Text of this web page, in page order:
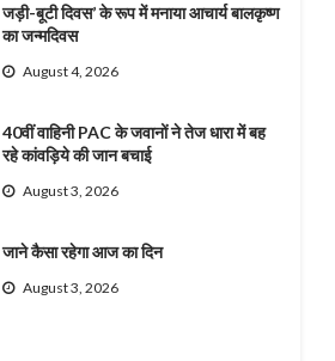
जड़ी-बूटी दिवस’ के रूप में मनाया आचार्य बालकृष्ण
का जन्मदिवस
August 4, 2026
40वीं वाहिनी PAC के जवानों ने तेज धारा में बह
रहे कांवड़िये की जान बचाई
August 3, 2026
जाने कैसा रहेगा आज का दिन
August 3, 2026